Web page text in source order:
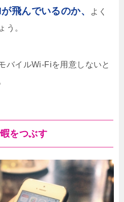
飛んでいるのか、
よく
う。
バイルWi-Fiを用意しないと
をつぶす